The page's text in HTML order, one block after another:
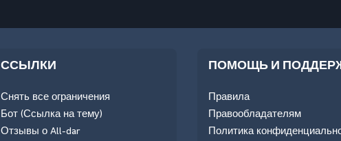
ССЫЛКИ
Снять все ограничения
Бот (Ссылка на тему)
Отзывы о All-dar
ПОМОЩЬ И
Правила
Правообладателям
Политика